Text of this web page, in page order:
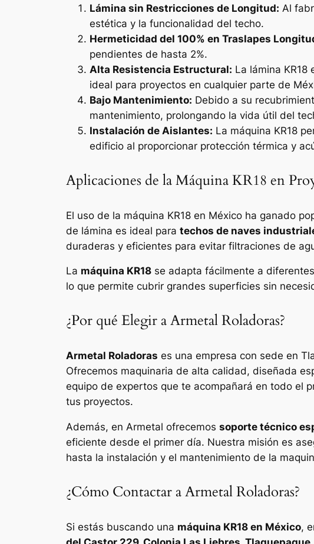
Lámina sin Restricciones de Longitud: Al
estética y la funcionalidad del techo.
Hermeticidad del 100% en Traslapes
pendientes de hasta 2%.
Alta Resistencia Estructural: La lámina
ideal para proyectos en cualquier parte de
Bajo Mantenimiento: Debido a su
mantenimiento, prolongando la vida útil del
Instalación de Aislantes: La máquina KR18
edificio al proporcionar protección térmica y
Aplicaciones de la Máquina KR18 en
El uso de la máquina KR18 en México ha ganado
de lámina es ideal para techos de naves
duraderas y eficientes para evitar filtraciones de
La máquina KR18 se adapta fácilmente a
lo que permite cubrir grandes superficies sin
¿Por qué Elegir a Armetal Roladoras?
Armetal Roladoras es una empresa con sede en
Ofrecemos maquinaria de alta calidad, diseñada
equipo de expertos que te acompañará en todo el
tus proyectos.
Además, en Armetal ofrecemos soporte técnico
eficiente desde el primer día. Nuestra misión es
hasta la instalación y el mantenimiento de la
¿Cómo Contactar a Armetal Roladoras?
Si estás buscando una máquina KR18 en México,